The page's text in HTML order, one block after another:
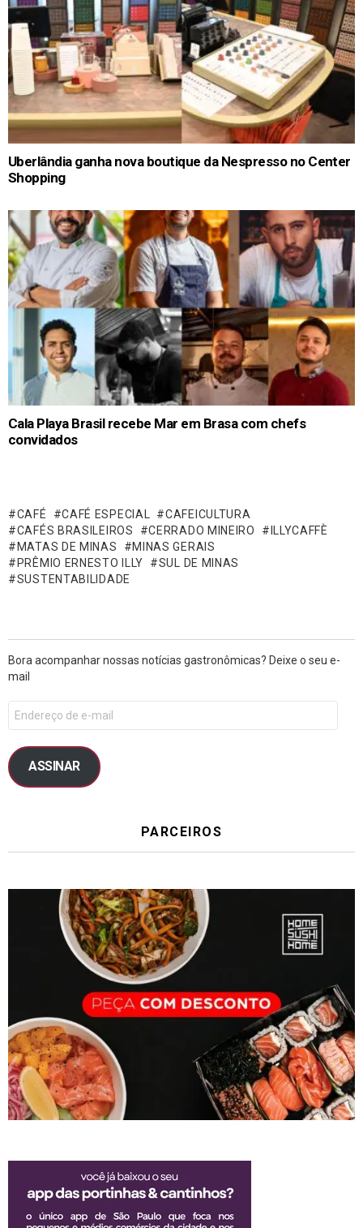
Uberlândia ganha nova boutique da Nespresso no Center
Shopping
Cala Playa Brasil recebe Mar em Brasa com chefs
convidados
CAFÉ CAFÉ ESPECIAL
CAFEICULTURA
CAFÉS BRASILEIROS
CERRADO MINEIRO
ILLYCAFFÈ
MATAS DE MINAS
MINAS GERAIS
PRÊMIO ERNESTO ILLY
SUL DE MINAS
SUSTENTABILIDADE
Bora acompanhar nossas notícias gastronômicas? Deixe o seu e-
mail
ASSINAR
PARCEIROS